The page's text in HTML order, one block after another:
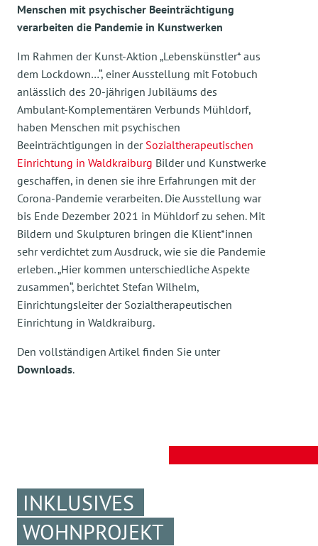
Menschen mit psychischer Beeinträchtigung
verarbeiten die Pandemie in Kunstwerken
Im Rahmen der Kunst-Aktion „Lebenskünstler* aus
dem Lockdown…“, einer Ausstellung mit Fotobuch
anlässlich des 20-jährigen Jubiläums des
Ambulant-Komplementären Verbunds Mühldorf,
haben Menschen mit psychischen
Beeinträchtigungen in der Sozialtherapeutischen
Einrichtung in Waldkraiburg Bilder und Kunstwerke
geschaffen, in denen sie ihre Erfahrungen mit der
Corona-Pandemie verarbeiten. Die Ausstellung war
bis Ende Dezember 2021 in Mühldorf zu sehen. Mit
Bildern und Skulpturen bringen die Klient*innen
sehr verdichtet zum Ausdruck, wie sie die Pandemie
erleben. „Hier kommen unterschiedliche Aspekte
zusammen“, berichtet Stefan Wilhelm,
Einrichtungsleiter der Sozialtherapeutischen
Einrichtung in Waldkraiburg.
Den vollständigen Artikel finden Sie unter
Downloads.
INKLUSIVES
WOHNPROJEKT